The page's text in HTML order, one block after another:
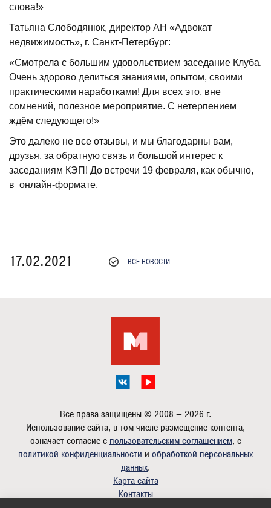
слова!»
Татьяна Слободянюк, директор АН «Адвокат
недвижимость», г. Санкт-Петербург:
«Смотрела с большим удовольствием заседание Клуба.
Очень здорово делиться знаниями, опытом, своими
практическими наработками! Для всех это, вне
сомнений, полезное мероприятие. С нетерпением
ждём следующего!»
Это далеко не все отзывы, и мы благодарны вам,
друзья, за обратную связь и большой интерес к
заседаниям КЭП! До встречи 19 февраля, как обычно,
в онлайн-формате.
17.02.2021 ВСЕ НОВОСТИ
Все права защищены © 2008 — 2026 г.
Использование сайта, в том числе размещение контента,
означает согласие с пользовательским соглашением, с
политикой конфиденциальности и обработкой персональных
данных.
Карта сайта
Контакты